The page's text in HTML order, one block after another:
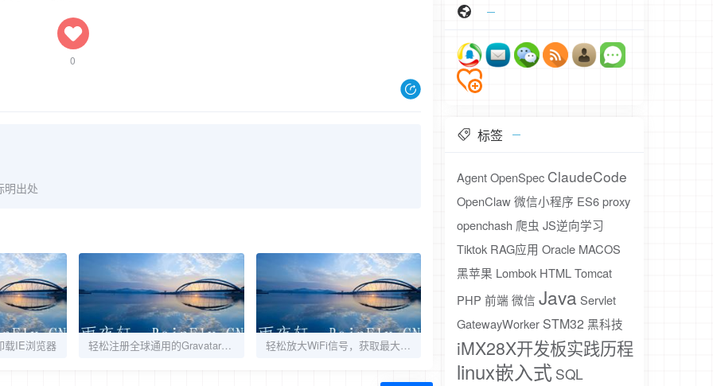
0
明出处
载IE浏览器 轻松注册全球通用的Gravatar头像 轻松放大WiFi信号，获取最大网速（蹭网利器）
标签
AgentOpenSpec ClaudeCode
OpenClaw微信小程序 ES6proxy
openchash 爬虫 JS逆向学习
Tiktok RAG应用 Oracle MACOS
黑苹果 Lombok HTMLTomcat
PHP 前端 微信 Java Servlet
GatewayWorker STM32 黑科技
iMX28X开发板实践历程
linux嵌入式 SQL